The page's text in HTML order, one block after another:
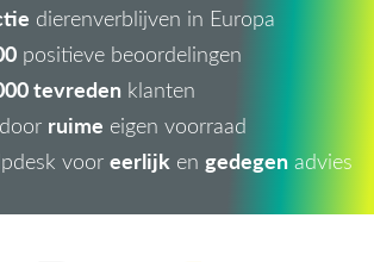
dierenverblijven in Europa
positieve beoordelingen
tevreden klanten
ruime eigen voorraad
voor eerlijk en gedegen advies